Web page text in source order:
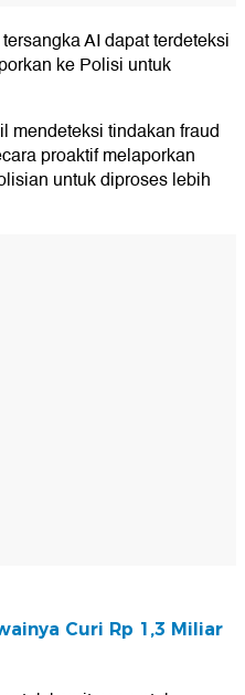
AI dapat terdeteksi
ke Polisi untuk
mendeteksi tindakan fraud
proaktif melaporkan
untuk diproses lebih
Curi Rp 1,3 Miliar